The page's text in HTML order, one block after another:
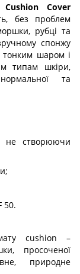
Cover
без проблем
рубці та
спонжу
тонким шаром і
типам шкіри,
та
не створюючи
50.
cushion –
просоченої
природне